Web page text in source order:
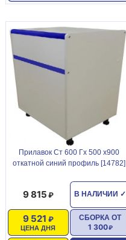
Прилавок Ст 600 Гх 500 х900
откатной синий профиль [14782]
В НАЛИЧИИ ✓
9 815
ЦЕНА ДНЯ
9 521 СБОРКА ОТ
1 300